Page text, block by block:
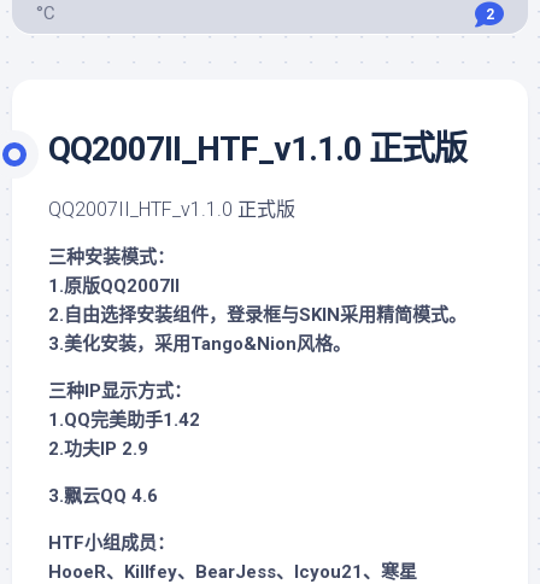
°C
2
QQ2007II_HTF_v1.1.0 正式版
QQ2007II_HTF_v1.1.0 正式版
三种安装模式：
1.原版QQ2007II
2.自由选择安装组件，登录框与SKIN采用精简模式。
3.美化安装，采用Tango&Nion风格。
三种IP显示方式：
1.QQ完美助手1.42
2.功夫IP 2.9
3.飘云QQ 4.6
HTF小组成员：
HooeR、Killfey、BearJess、Icyou21、寒星